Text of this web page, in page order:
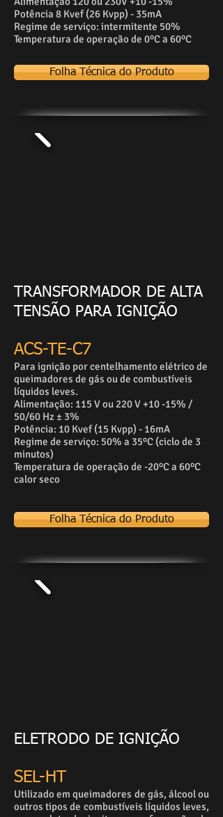
Potência 8 Kvef (26 Kvpp) - 35mA
Regime de serviço: intermitente 50%
Temperatura de operação de 0ºC a 60ºC
Folha Técnica do Produto
TRANSFORMADOR DE ALTA
TENSÃO PARA IGNIÇÃO
ACS-TE-C7
Para ignição por centelhamento elétrico de
queimadores de gás ou de combustíveis
líquidos leves.
Alimentação: 115 V ou 220 V +10 -15% /
50/60 Hz ± 3%
Potência: 10 Kvef (15 Kvpp) - 16mA
Regime de serviço: 50% a 35ºC (ciclo de 3
minutos)
Temperatura de operação de -20ºC a 60ºC
calor seco
Folha Técnica do Produto
ELETRODO DE IGNIÇÃO
SEL-HT
Utilizado em queimadores de gás, álcool ou
outros tipos de combustíveis líquidos leves,